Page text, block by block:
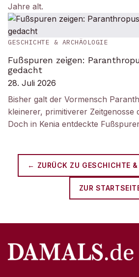
Jahre alt.
GESCHICHTE & ARCHÄOLOGIE
Fußspuren zeigen:
gedacht
28. Juli 2026
Bisher galt der Vormensch
kleinerer, primitiverer Zeitgenosse
Doch in Kenia entdeckte
← ZURÜCK ZU GESCHICHTE
ZUR